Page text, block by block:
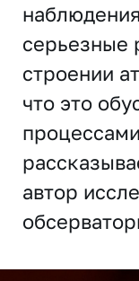
серьезные
строении
что это
автор